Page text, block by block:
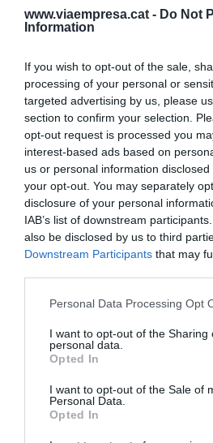
www.viaempresa.cat - Do Not
Information
If you wish to opt-out of the sale,
processing of your personal or
targeted advertising by us, please
section to confirm your selection.
opt-out request is processed you
interest-based ads based on
us or personal information
your opt-out. You may separately
disclosure of your personal
IAB’s list of downstream
also be disclosed by us to third
Downstream Participants that may
Personal Data Processing Opt
I want to opt-out of the Sharing
personal data.
Opted In
I want to opt-out of the Sale of
Personal Data.
Opted In
una acció amb més
AfegirVIA Empresacom
Google de forma
Estigues informat amb les
ACTIVAR ARA
RELACIONADES